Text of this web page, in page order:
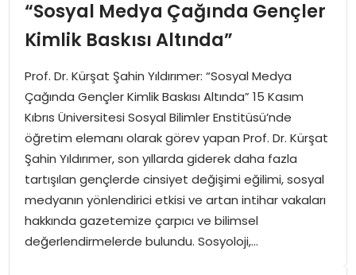
EĞITIM
SPOR
GÜNDEM
MAGAZIN
“Sosyal Medya Çağında Gençler
Kimlik Baskısı Altında”
Prof. Dr. Kürşat Şahin Yıldırımer: “Sosyal Medya
Çağında Gençler Kimlik Baskısı Altında” 15 Kasım
Kıbrıs Üniversitesi Sosyal Bilimler Enstitüsü’nde
öğretim elemanı olarak görev yapan Prof. Dr. Kürşat
Şahin Yıldırımer, son yıllarda giderek daha fazla
tartışılan gençlerde cinsiyet değişimi eğilimi, sosyal
medyanın yönlendirici etkisi ve artan intihar vakaları
hakkında gazetemize çarpıcı ve bilimsel
değerlendirmelerde bulundu. Sosyoloji,…